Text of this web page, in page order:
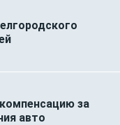
за
авто